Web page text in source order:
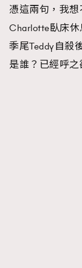
憑這兩句，我
Charlotte臥床
季尾Teddy自殺
是誰？已經呼之